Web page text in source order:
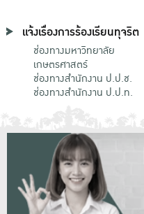
แจ้งเรื่องการร้องเรียนทุจริต
ช่องทางมหาวิทยาลัย
เกษตรศาสตร์
ช่องทางสำนักงาน ป.ป.ช.
ช่องทางสำนักงาน ป.ป.ท.